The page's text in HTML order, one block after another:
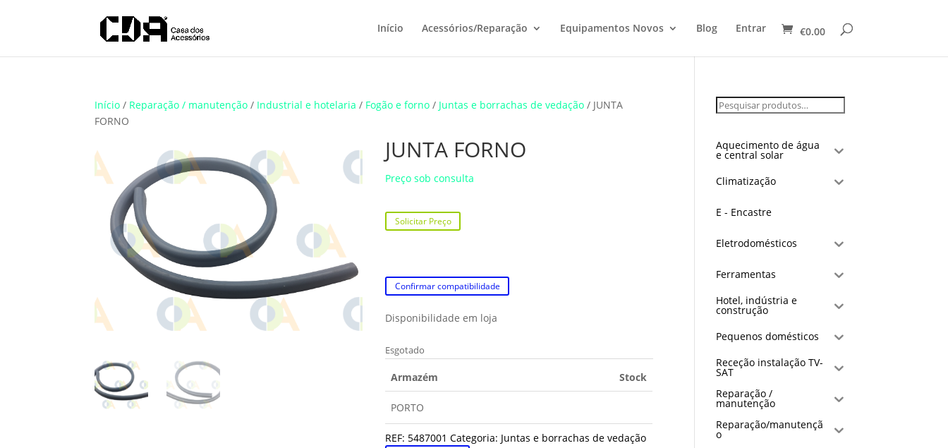
Translate
Início Acessórios/Reparação Equipamentos Novos Blog Entrar €0.00
Início / Reparação / manutenção / Industrial e hotelaria / Fogão e forno / Juntas e borrachas de vedação / JUNTA
FORNO
JUNTA FORNO
Preço sob consulta
Solicitar Preço
Confirmar compatibilidade
Disponibilidade em loja
Esgotado
Armazém Stock
PORTO
REF: 5487001 Categoria: Juntas e borrachas de vedação
Aquecimento de água
e central solar
Climatização
E - Encastre
Eletrodomésticos
Ferramentas
Hotel, indústria e
construção
Pequenos domésticos
Receção instalação TV-
SAT
Reparação /
manutenção
Reparação/manutençã
o